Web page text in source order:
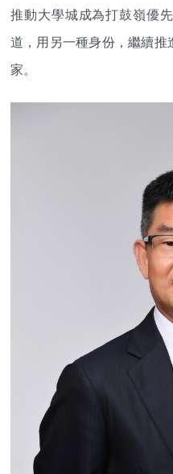
推動大學城成為打鼓嶺優
道，用另一種身份，繼續推
家。